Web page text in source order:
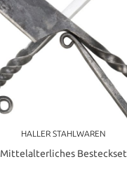
HALLER STAHLWAREN
Mittelalterliches Besteckset